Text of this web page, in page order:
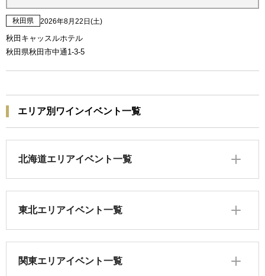
秋田県 2026年8月22日(土)
秋田キャッスルホテル
秋田県秋田市中通1-3-5
エリア別ワインイベント一覧
北海道エリアイベント一覧
東北エリアイベント一覧
関東エリアイベント一覧